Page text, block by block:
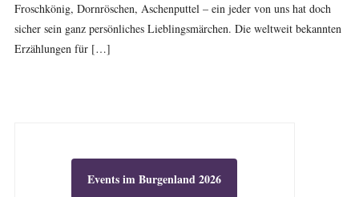
Froschkönig, Dornröschen, Aschenputtel – ein jeder von uns hat doch
sicher sein ganz persönliches Lieblingsmärchen. Die weltweit bekannten
Erzählungen für […]
Events im Burgenland 2026